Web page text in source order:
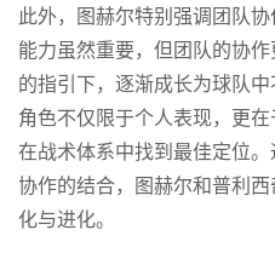
此外，图赫尔特别强调团队
能力虽然重要，但团队的协
的指引下，逐渐成长为球队
角色不仅限于个人表现，更
在战术体系中找到最佳定位
协作的结合，图赫尔和普利
化与进化。